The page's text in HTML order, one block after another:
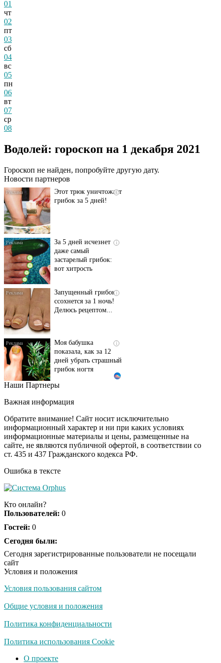
01
чт
02
пт
03
сб
04
вс
05
пн
06
вт
07
ср
08
Водолей: гороскоп на 1 декабря 2021
Гороскоп не найден, попробуйте другую дату.
Новости партнеров
запущенный грибок
исчезнет с корнем,
Этот трюк уничтожает
грибок за 5 дней!
За 5 дней исчезнет
даже самый
застарелый грибок:
вот хитрость
Запущенный грибок
ссохнется за 1 ночь!
Делюсь рецептом...
Моя бабушка
показала, как за 12
дней убрать страшный
грибок ногтя
Этот танец невесты
Пересмотрела 10 раз
i
Ролик длится пару
секунд, но вы будете в
шоке от увиденного
Ролик из Омска: вы
Ржу не переставая, это
не раз
Скрытая камера на
люди вытворяют, когда
Ролик длится
смеяться вы будете
Наши Партнеры
Важная информация
Обратите внимание! Сайт носит исключительно
информационный характер и ни при каких условиях
информационные материалы и цены, размещенные на
сайте, не являются публичной офертой, в соответствии со
ст. 435 и 437 Гражданского кодекса РФ.
Ошибка в тексте
Кто онлайн?
Пользователей: 0
Гостей: 0
Сегодня были:
Сегодня зарегистрированные пользователи не посещали
сайт
Условия и положения
Условия пользования сайтом
Общие условия и положения
Политика конфиденциальности
Политика использования Cookie
О проекте